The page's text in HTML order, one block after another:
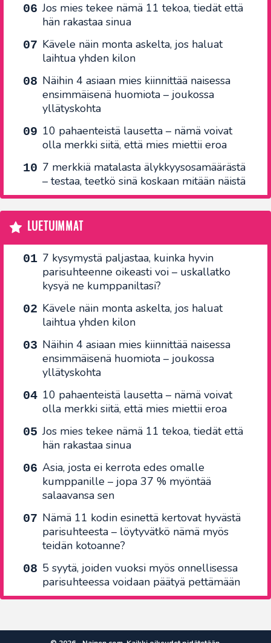
Jos mies tekee nämä 11 tekoa, tiedät että
hän rakastaa sinua
Kävele näin monta askelta, jos haluat
laihtua yhden kilon
Näihin 4 asiaan mies kiinnittää naisessa
ensimmäisenä huomiota – joukossa
yllätyskohta
10 pahaenteistä lausetta – nämä voivat
olla merkki siitä, että mies miettii eroa
7 merkkiä matalasta älykkyysosamäärästä
– testaa, teetkö sinä koskaan mitään näistä
LUETUIMMAT
7 kysymystä paljastaa, kuinka hyvin
parisuhteenne oikeasti voi – uskallatko
kysyä ne kumppaniltasi?
Kävele näin monta askelta, jos haluat
laihtua yhden kilon
Näihin 4 asiaan mies kiinnittää naisessa
ensimmäisenä huomiota – joukossa
yllätyskohta
10 pahaenteistä lausetta – nämä voivat
olla merkki siitä, että mies miettii eroa
Jos mies tekee nämä 11 tekoa, tiedät että
hän rakastaa sinua
Asia, josta ei kerrota edes omalle
kumppanille – jopa 37 % myöntää
salaavansa sen
Nämä 11 kodin esinettä kertovat hyvästä
parisuhteesta – löytyvätkö nämä myös
teidän kotoanne?
5 syytä, joiden vuoksi myös onnellisessa
parisuhteessa voidaan päätyä pettämään